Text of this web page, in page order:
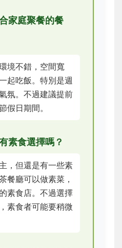
家庭聚餐的餐
境不錯，空間寬
起吃飯。特別是週
氛。不過建議提前
假日期間。
素食選擇嗎？
，但還是有一些素
餐廳可以做素菜，
素食店。不過選擇
素食者可能要稍微